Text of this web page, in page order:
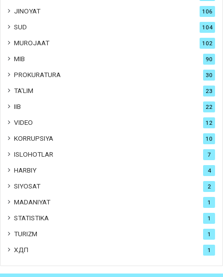
JINOYAT 106
SUD 104
MUROJAAT 102
MIB 90
PROKURATURA 30
TA'LIM 23
IIB 22
VIDEO 12
KORRUPSIYA 10
ISLOHOTLAR 7
HARBIY 4
SIYOSAT 2
MADANIYAT 1
STATISTIKA 1
TURIZM 1
ХДП 1